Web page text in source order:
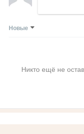
Новые
Никто ещё не